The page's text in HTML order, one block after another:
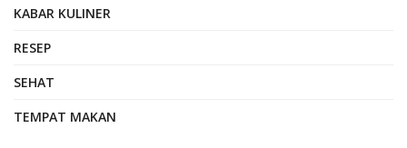
KABAR KULINER
RESEP
SEHAT
TEMPAT MAKAN